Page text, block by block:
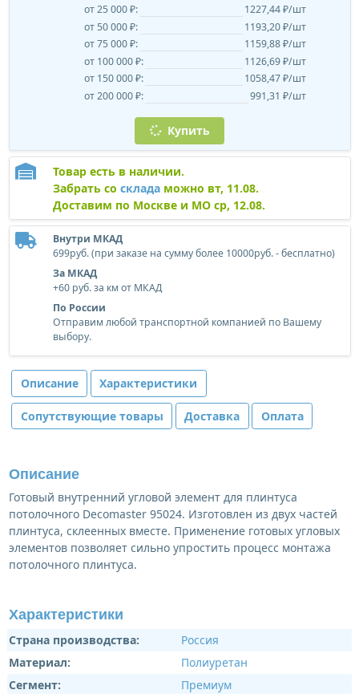
от 25 000 ₽:
1227,44 ₽/шт
от 50 000 ₽:
1193,20 ₽/шт
от 75 000 ₽:
1159,88 ₽/шт
от 100 000 ₽:
1126,69 ₽/шт
от 150 000 ₽:
1058,47 ₽/шт
от 200 000 ₽:
991,31 ₽/шт
Купить
Товар есть в наличии.
Забрать со складаможно вт, 11.08.
Доставим по Москве и МО ср, 12.08.
Внутри МКАД
699руб. (при заказе на сумму более 10000руб. - бесплатно)
За МКАД
+60 руб. за км от МКАД
По России
Отправим любой транспортной компанией по Вашему
выбору.
Описание Характеристики
Сопутствующие товары Доставка Оплата
Описание
Готовый внутренний угловой элемент для плинтуса
потолочного Decomaster 95024. Изготовлен из двух частей
плинтуса, склеенных вместе. Применение готовых угловых
элементов позволяет сильно упростить процесс монтажа
потолочного плинтуса.
Характеристики
Страна производства:
Россия
Материал:
Полиуретан
Сегмент:
Премиум